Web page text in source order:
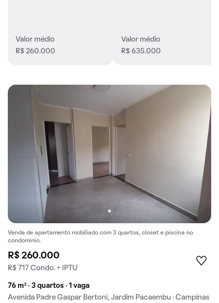
Valor médio
R$ 260.000
Valor médio
R$ 635.000
Venda de apartamento mobiliado com 3 quartos, closet e piscina no
condomínio.
R$ 260.000
R$ 717 Condo. + IPTU
76 m² · 3 quartos · 1 vaga
Avenida Padre Gaspar Bertoni, Jardim Pacaembu · Campinas